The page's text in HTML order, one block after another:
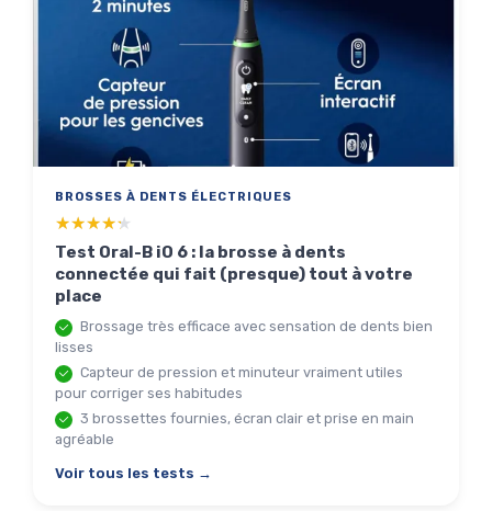
BROSSES À DENTS ÉLECTRIQUES
★★★★★
★★★★★
Test Oral-B iO 6 : la brosse à dents
connectée qui fait (presque) tout à votre
place
Brossage très efficace avec sensation de dents bien
lisses
Capteur de pression et minuteur vraiment utiles
pour corriger ses habitudes
3 brossettes fournies, écran clair et prise en main
agréable
Voir tous les tests →